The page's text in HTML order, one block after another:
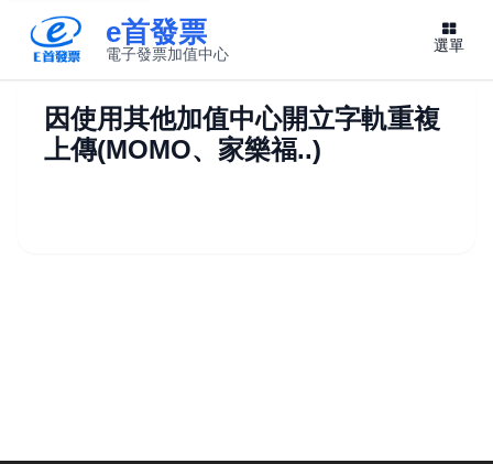
e首發票
電子發票加值中心 選單
因使用其他加值中心開立字軌重複
上傳(MOMO、家樂福..)